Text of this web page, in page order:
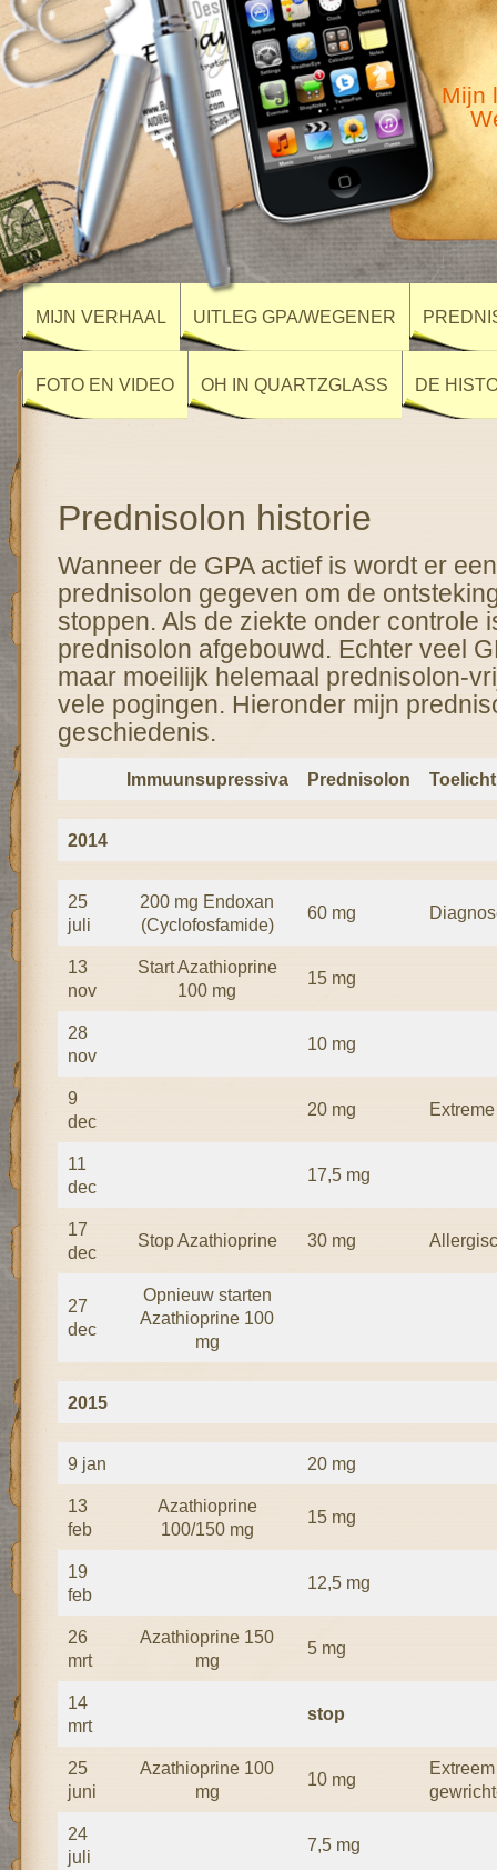
Mijn
MIJN VERHAAL UITLEG GPA/WEGENER
FOTO EN VIDEO OH IN QUARTZGLASS DE
Prednisolon historie
Wanneer de GPA actief is wordt er
prednisolon gegeven om de
stoppen. Als de ziekte onder controle
prednisolon afgebouwd. Echter veel
maar moeilijk helemaal prednisolon-
vele pogingen. Hieronder mijn
geschiedenis.
Immuunsupressiva Prednisolon
2014
25
juli
200 mg Endoxan
(Cyclofosfamide)
60 mg
13
nov
Start Azathioprine
100 mg
15 mg
28
nov
10 mg
9
dec
20 mg
11
dec
17,5 mg
17
dec
Stop Azathioprine 30 mg
27
dec
Opnieuw starten
Azathioprine 100
mg
2015
9 jan 20 mg
13
feb
Azathioprine
100/150 mg
15 mg
19
feb
12,5 mg
26
mrt
Azathioprine 150
mg
5 mg
14
mrt
stop
25
juni
Azathioprine 100
mg
10 mg
24
juli
7,5 mg